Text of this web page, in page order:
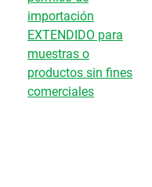
importación
EXTENDIDO para
muestras o
productos sin fines
comerciales